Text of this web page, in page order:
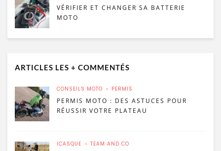
VÉRIFIER ET CHANGER SA BATTERIE
MOTO
ARTICLES LES + COMMENTÉS
CONSEILS MOTO PERMIS
PERMIS MOTO : DES ASTUCES POUR
RÉUSSIR VOTRE PLATEAU
ICASQUE TEAM AND CO